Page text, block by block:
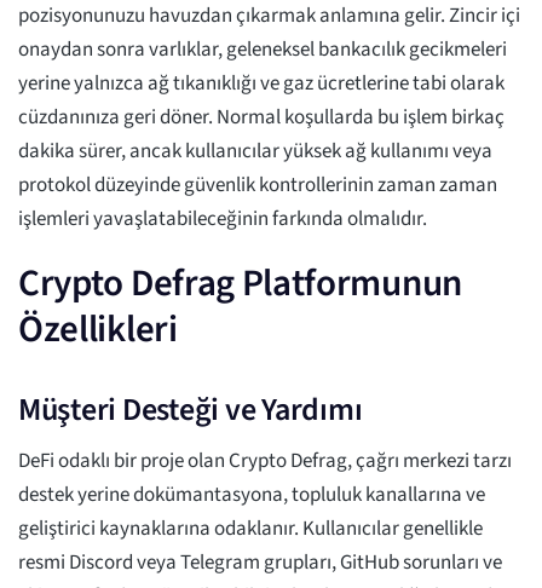
pozisyonunuzu havuzdan çıkarmak anlamına gelir. Zincir içi
onaydan sonra varlıklar, geleneksel bankacılık gecikmeleri
yerine yalnızca ağ tıkanıklığı ve gaz ücretlerine tabi olarak
cüzdanınıza geri döner. Normal koşullarda bu işlem birkaç
dakika sürer, ancak kullanıcılar yüksek ağ kullanımı veya
protokol düzeyinde güvenlik kontrollerinin zaman zaman
işlemleri yavaşlatabileceğinin farkında olmalıdır.
Crypto Defrag Platformunun
Özellikleri
Müşteri Desteği ve Yardımı
DeFi odaklı bir proje olan Crypto Defrag, çağrı merkezi tarzı
destek yerine dokümantasyona, topluluk kanallarına ve
geliştirici kaynaklarına odaklanır. Kullanıcılar genellikle
resmi Discord veya Telegram grupları, GitHub sorunları ve